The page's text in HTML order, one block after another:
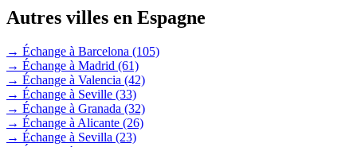
Autres villes en Espagne
→ Échange à Barcelona (105)
→ Échange à Madrid (61)
→ Échange à Valencia (42)
→ Échange à Seville (33)
→ Échange à Granada (32)
→ Échange à Alicante (26)
→ Échange à Sevilla (23)